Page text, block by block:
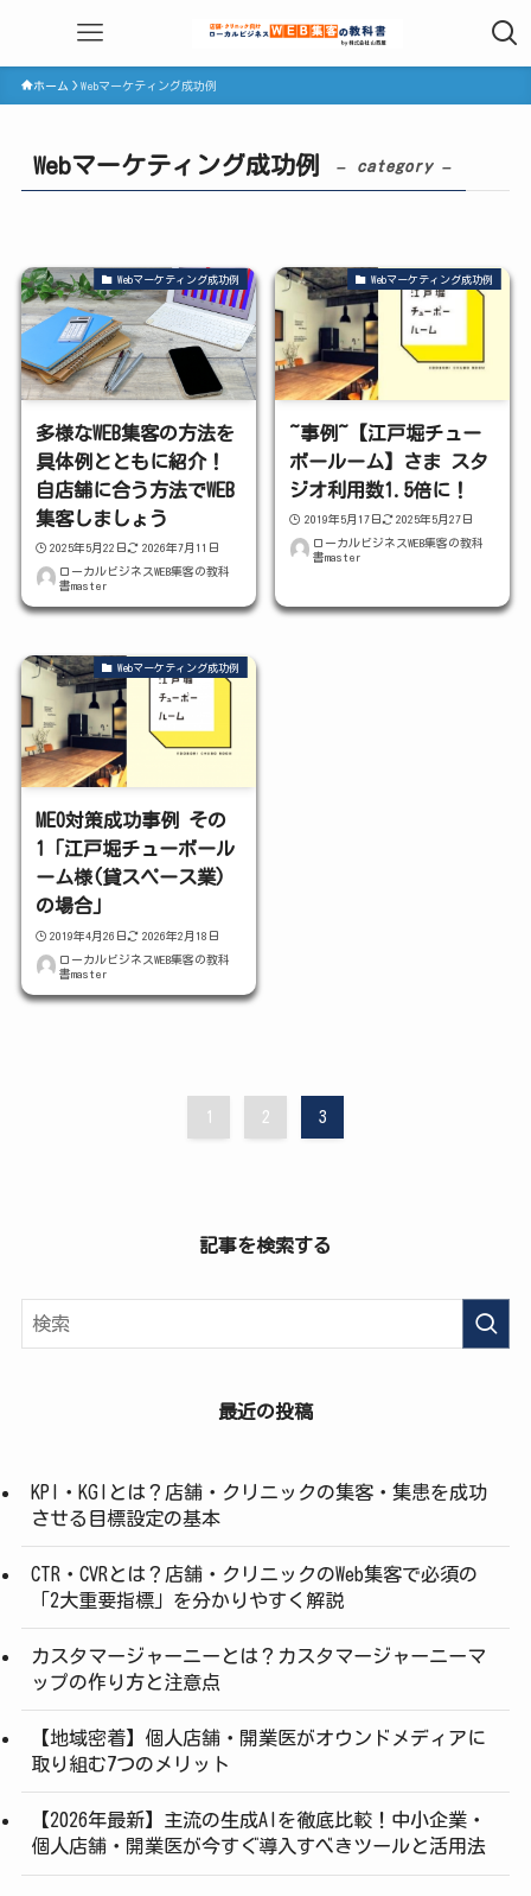
ホーム Webマーケティング成功例
Webマーケティング成功例 – category –
Webマーケティング成功例
多様なWEB集客の方法を
具体例とともに紹介！
自店舗に合う方法でWEB
集客しましょう
2025年5月22日
2026年7月11日
ローカルビジネスWEB集客の教科
書master
Webマーケティング成功例
~事例~【江戸堀チュー
ボールーム】さま スタ
ジオ利用数1.5倍に！
2019年5月17日
2025年5月27日
ローカルビジネスWEB集客の教科
書master
Webマーケティング成功例
MEO対策成功事例 その
1「江戸堀チューボール
ーム様(貸スペース業)
の場合」
2019年4月26日
2026年2月18日
ローカルビジネスWEB集客の教科
書master
1 2 3
記事を検索する
最近の投稿
KPI・KGIとは？店舗・クリニックの集客・集患を成功
させる目標設定の基本
CTR・CVRとは？店舗・クリニックのWeb集客で必須の
「2大重要指標」を分かりやすく解説
カスタマージャーニーとは？カスタマージャーニーマ
ップの作り方と注意点
【地域密着】個人店舗・開業医がオウンドメディアに
取り組む7つのメリット
【2026年最新】主流の生成AIを徹底比較！中小企業・
個人店舗・開業医が今すぐ導入すべきツールと活用法